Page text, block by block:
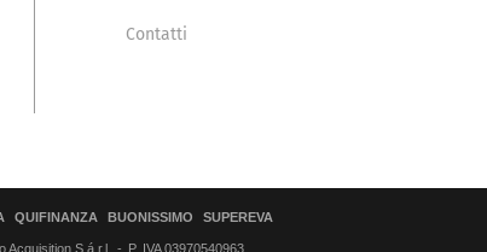
Contatti
QUIFINANZA BUONISSIMO SUPEREVA
Acquisition S.á r.l. P. IVA 03970540963